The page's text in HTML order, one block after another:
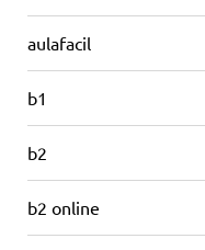
aulafacil
b1
b2
b2 online